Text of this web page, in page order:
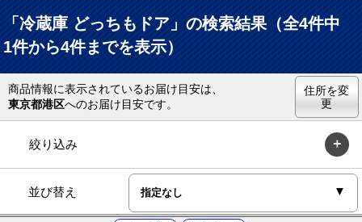
「冷蔵庫 どっちもドア」の検索結果（全4件中
1件から4件までを表示）
商品情報に表示されているお届け目安は、
東京都港区へのお届け目安です。
住所を変
更
絞り込み
並び替え